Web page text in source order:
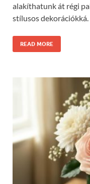
alakíthatunk át régi
stílusos dekorációkká.
READ MORE